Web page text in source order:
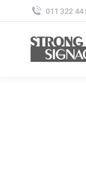
011 322 44